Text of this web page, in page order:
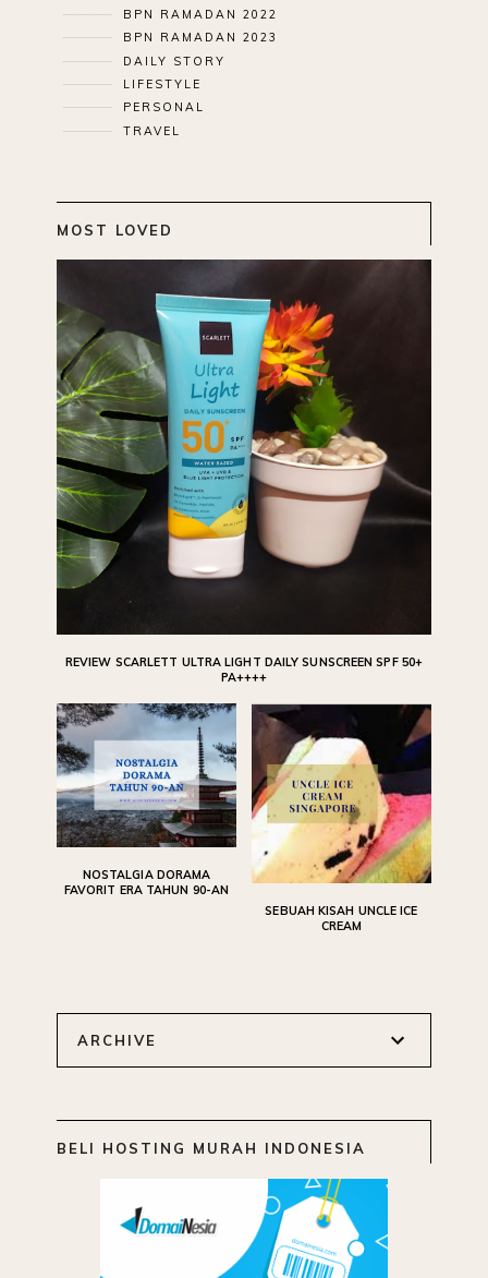
BPN RAMADAN 2022
BPN RAMADAN 2023
DAILY STORY
LIFESTYLE
PERSONAL
TRAVEL
MOST LOVED
REVIEW SCARLETT ULTRA LIGHT DAILY SUNSCREEN SPF 50+
PA++++
NOSTALGIA DORAMA
FAVORIT ERA TAHUN 90-AN
SEBUAH KISAH UNCLE ICE
CREAM
ARCHIVE
BELI HOSTING MURAH INDONESIA